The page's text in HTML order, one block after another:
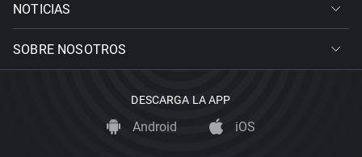
NOTICIAS
SOBRE NOSOTROS
DESCARGA LA APP
Android iOS